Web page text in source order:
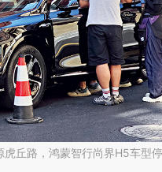
丘路，鸿蒙智行尚界H5车型